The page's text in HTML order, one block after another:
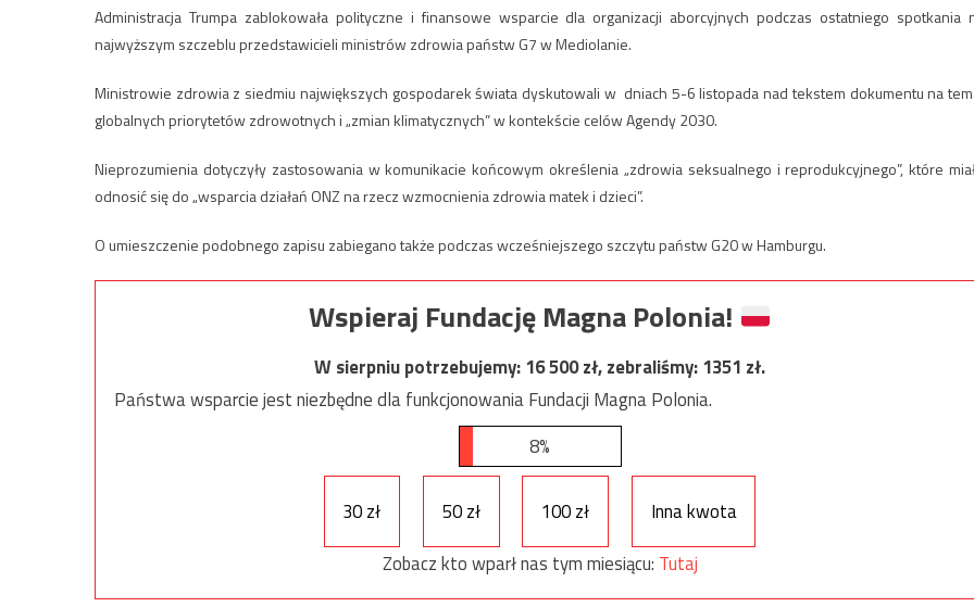
Administracja Trumpa zablokowała polityczne i finansowe wsparcie dla organizacji aborcyjnych podczas ostatniego spotkania
najwyższym szczeblu przedstawicieli ministrów zdrowia państw G7 w Mediolanie.
Ministrowie zdrowia z siedmiu największych gospodarek świata dyskutowali w dniach 5-6 listopada nad tekstem dokumentu na
globalnych priorytetów zdrowotnych i „zmian klimatycznych” w kontekście celów Agendy 2030.
Nieprozumienia dotyczyły zastosowania w komunikacie końcowym określenia „zdrowia seksualnego i reprodukcyjnego”, które
odnosić się do „wsparcia działań ONZ na rzecz wzmocnienia zdrowia matek i dzieci”.
O umieszczenie podobnego zapisu zabiegano także podczas wcześniejszego szczytu państw G20 w Hamburgu.
Wspieraj Fundację Magna Polonia!
W sierpniu potrzebujemy:16 500zł, zebraliśmy:1351 zł.
Państwa wsparcie jest niezbędne dla funkcjonowania Fundacji Magna Polonia.
8%
30 zł 50 zł 100 zł
Inna kwota
Zobacz kto wparł nas tym miesiącu: Tutaj